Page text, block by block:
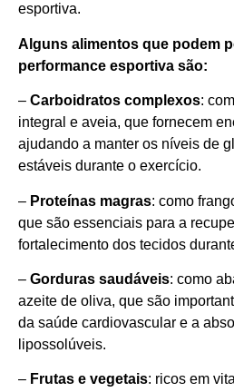
esportiva.
Alguns alimentos que podem
performance esportiva são:
– Carboidratos complexos:
integral e aveia, que fornecem
ajudando a manter os níveis de
estáveis durante o exercício.
– Proteínas magras: como
que são essenciais para a
fortalecimento dos tecidos
– Gorduras saudáveis: como
azeite de oliva, que são
da saúde cardiovascular e a
lipossolúveis.
– Frutas e vegetais: ricos em